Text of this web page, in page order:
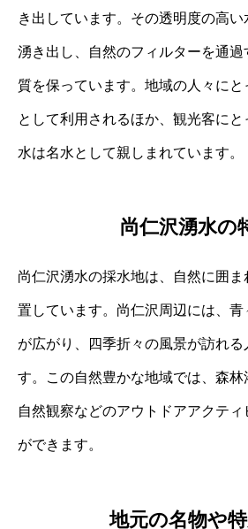
き出しています。その透明度の高
湧き出し、自然のフィルターを通
質を保っています。地域の人々に
として利用されるほか、観光客に
水は名水として親しまれています。
尚仁沢湧水の
尚仁沢湧水の採水地は、自然に囲
置しています。尚仁沢周辺には、
が広がり、四季折々の風景が訪れる
す。この自然豊かな地域では、森林
自然観察などのアウトドアアクティ
ができます。
地元の名物や